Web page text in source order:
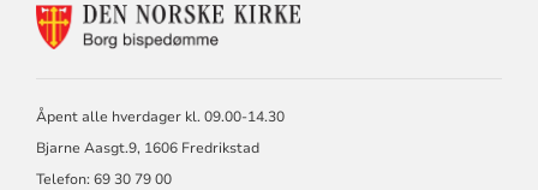
KONTAKTINFORMASJON
Åpent alle hverdager kl. 09.00-14.30
Bjarne Aasgt.9, 1606 Fredrikstad
Telefon: 69 30 79 00